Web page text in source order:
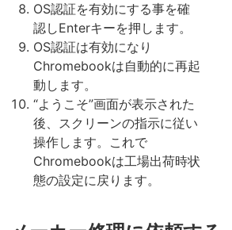
OS認証を有効にする事を確
認しEnterキーを押します。
OS認証は有効になり
Chromebookは自動的に再起
動します。
“ようこそ”画面が表示された
後、スクリーンの指示に従い
操作します。これで
Chromebookは工場出荷時状
態の設定に戻ります。